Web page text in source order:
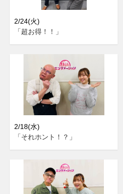
2/24(火)
「超お得！！」
2/18(水)
「それホント！？」